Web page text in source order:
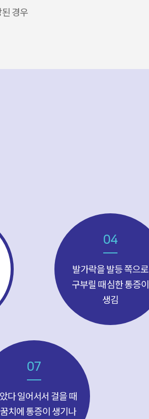
경우
04
발가락을 발등 쪽으로
구부릴 때 심한 통증이
생김
07
다 일어서서 걸을 때
치에 통증이 생기나